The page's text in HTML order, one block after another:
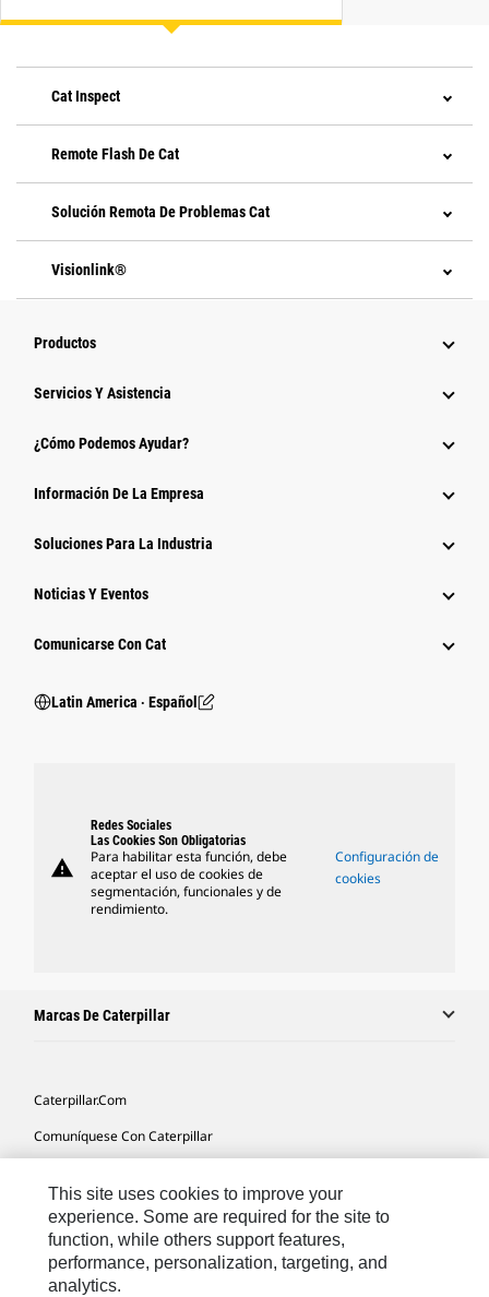
Cat Inspect
Remote Flash De Cat
Solución Remota De Problemas Cat
Visionlink®
Productos
Servicios Y Asistencia
¿Cómo Podemos Ayudar?
Información De La Empresa
Soluciones Para La Industria
Noticias Y Eventos
Comunicarse Con Cat
Latin America ‧ Español
warning
Redes Sociales
Las Cookies Son Obligatorias
Para habilitar esta función, debe
aceptar el uso de cookies de
segmentación, funcionales y de
rendimiento.
Configuración de
cookies
Marcas De Caterpillar
Caterpillar.com
Comuníquese Con Caterpillar
Mapa Del Sitio
Cookie Settings
Avisos Legales
This site uses cookies to improve your
experience. Some are required for the site to
function, while others support features,
performance, personalization, targeting, and
analytics.